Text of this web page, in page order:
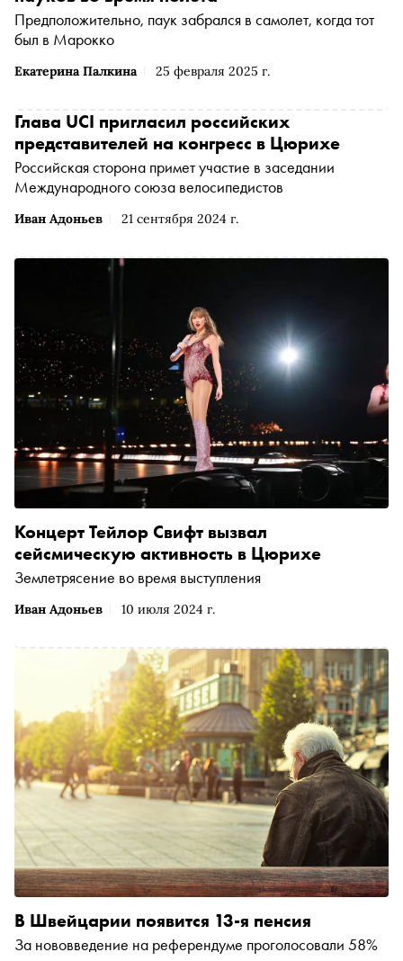
Екатерина Палкина 25 февраля 2025 г.
Предположительно, паук забрался в самолет, когда тот
был в Марокко
Иван Адоньев 21 сентября 2024 г.
Глава UCI пригласил российских
представителей на конгресс в Цюрихе
Российская сторона примет участие в заседании
Международного союза велосипедистов
Иван Адоньев 10 июля 2024 г.
Концерт Тейлор Свифт вызвал
сейсмическую активность в Цюрихе
Землетрясение во время выступления
В Швейцарии появится 13-я пенсия
За нововведение на референдуме проголосовали 58%